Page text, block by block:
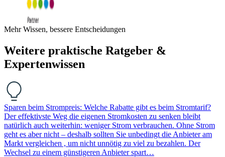
Mehr Wissen, bessere Entscheidungen
Weitere praktische Ratgeber &
Expertenwissen
Sparen beim Strompreis: Welche Rabatte gibt es beim Stromtarif?
Der effektivste Weg die eigenen Stromkosten zu senken bleibt
natürlich auch weiterhin: weniger Strom verbrauchen. Ohne Strom
geht es aber nicht – deshalb sollten Sie unbedingt die Anbieter am
Markt vergleichen , um nicht unnötig zu viel zu bezahlen. Der
Wechsel zu einem günstigeren Anbieter spart…